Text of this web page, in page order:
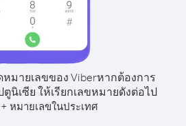
มายเลขของ Viberหากต้องการ
นิเซีย ให้เรียกเลขหมายดังต่อไป
+ หมายเลขในประเทศ